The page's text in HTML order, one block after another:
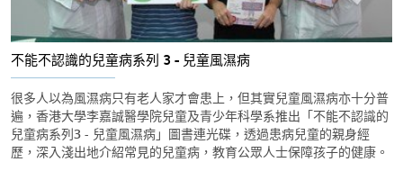
不能不認識的兒童病系列 3 - 兒童風濕病
很多人以為風濕病只有老人家才會患上，但其實兒童風濕病亦十分普
遍，香港大學李嘉誠醫學院兒童及青少年科學系推出「不能不認識的
兒童病系列3 - 兒童風濕病」圖書連光碟，透過患病兒童的親身經
歷，深入淺出地介紹常見的兒童病，教育公眾人士保障孩子的健康。